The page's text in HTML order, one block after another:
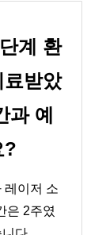
계 환
받았
과 예
?
레이저 소
은 2주였